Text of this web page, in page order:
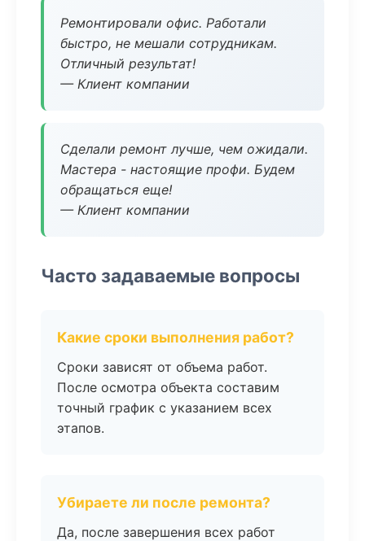
Ремонтировали офис. Работали
быстро, не мешали сотрудникам.
Отличный результат!
— Клиент компании
Сделали ремонт лучше, чем ожидали.
Мастера - настоящие профи. Будем
обращаться еще!
— Клиент компании
Часто задаваемые вопросы
Какие сроки выполнения работ?
Сроки зависят от объема работ.
После осмотра объекта составим
точный график с указанием всех
этапов.
Убираете ли после ремонта?
Да, после завершения всех работ